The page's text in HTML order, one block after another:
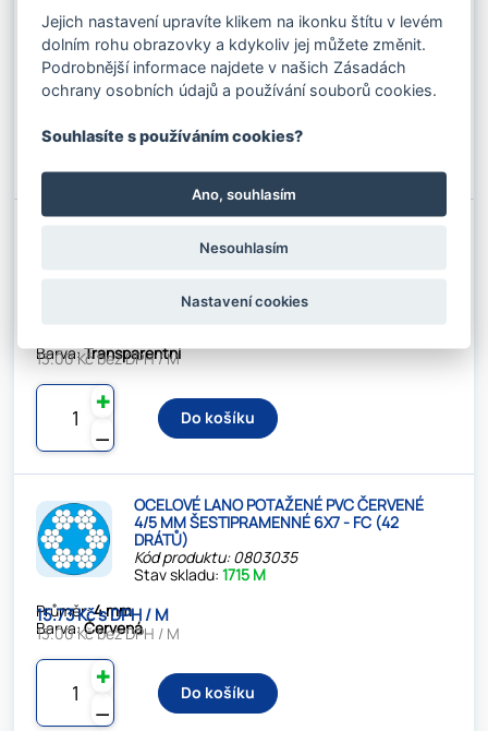
Stav skladu: 4845 M
Průměr:3 mm
Barva:Transparentní
21.78 Kč s DPH / M
18.00 Kč bez DPH / M
✚
Do košíku
TRANSPARENT 4/5 MM ŠESTIPRAMENNÉ
Stav skladu:147 M
Barva:Transparentní
13.00 Kč bez DPH / M
⚊
✚
Do košíku
OCELOVÉ LANO POTAŽENÉ PVC ČERVENÉ
4/5 MM ŠESTIPRAMENNÉ 6X7 - FC (42
DRÁTŮ)
Kód produktu: 0803035
Stav skladu:1715 M
Průměr:4 mm
Barva:Červená
15.73 Kč s DPH / M
13.00 Kč bez DPH / M
⚊
✚
Do košíku
Jejich nastavení upravíte klikem na ikonku štítu v levém
dolním rohu obrazovky a kdykoliv jej můžete změnit.
Podrobnější informace najdete v našich Zásadách
ochrany osobních údajů a používání souborů cookies.
Souhlasíte s používáním cookies?
Ano, souhlasím
Nesouhlasím
Nastavení cookies